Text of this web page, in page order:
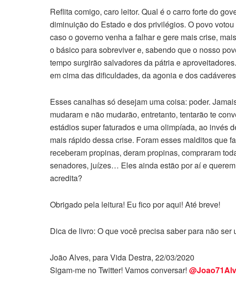
Reflita comigo, caro leitor. Qual é o carro forte do
diminuição do Estado e dos privilégios. O povo
caso o governo venha a falhar e gere mais crise,
o básico para sobreviver e, sabendo que o nosso
tempo surgirão salvadores da pátria e
em cima das dificuldades, da agonia e dos
Esses canalhas só desejam uma coisa: poder.
mudaram e não mudarão, entretanto, tentarão te
estádios super faturados e uma olimpíada, ao invés
mais rápido dessa crise. Foram esses malditos que
receberam propinas, deram propinas, compraram
senadores, juízes… Eles ainda estão por aí e
acredita?
Obrigado pela leitura! Eu fico por aqui! Até breve!
Dica de livro: O que você precisa saber para não
João Alves, para Vida Destra, 22/03/2020
Sigam-me no Twitter! Vamos conversar!